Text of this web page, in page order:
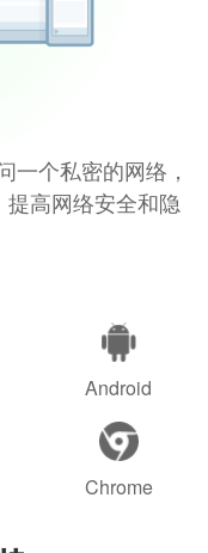
一个私密的网络，
高网络安全和隐
Android
Chrome